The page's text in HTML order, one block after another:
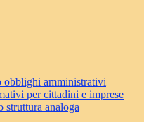
obblighi amministrativi
per cittadini e imprese
analoga